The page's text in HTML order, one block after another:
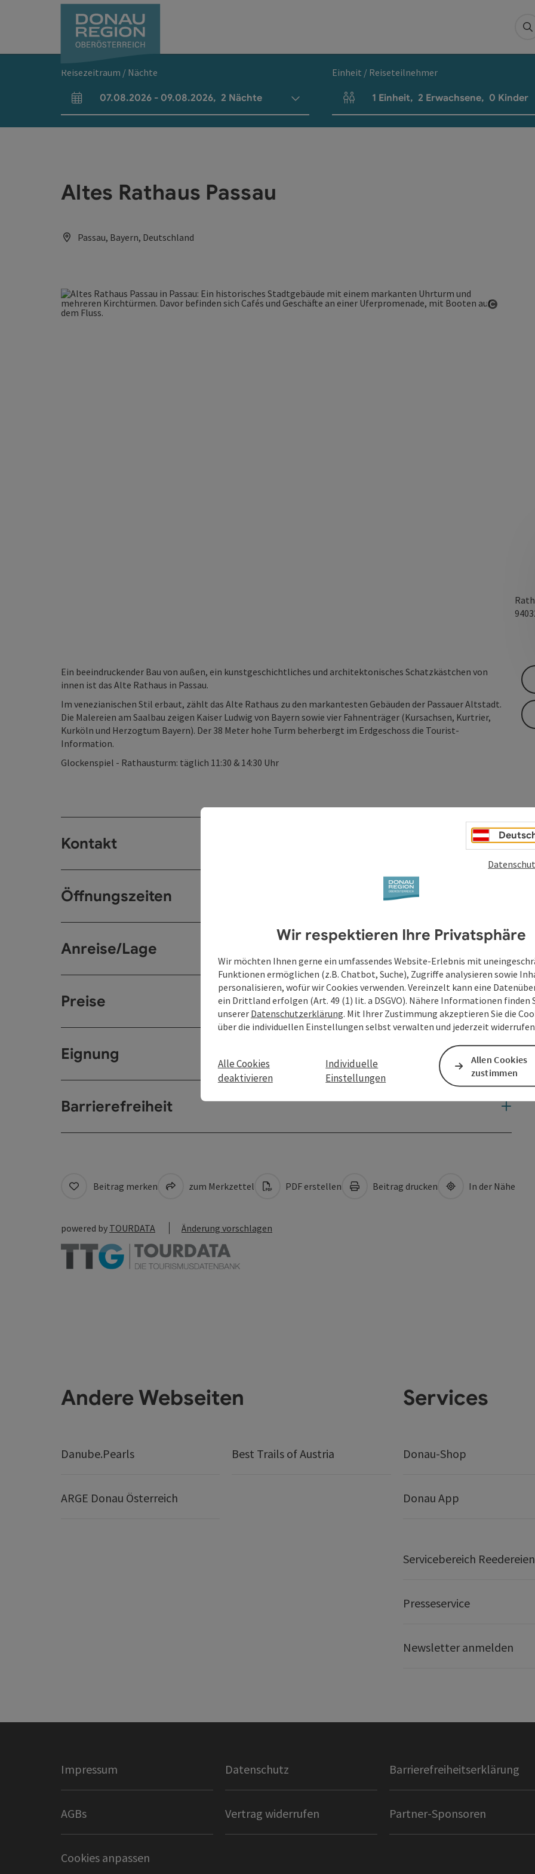
Reisezeitraum / Nächte
An- und Abreisefelder
07.08.2026 - 09.08.2026, 2 Nächte
Einheit / Reiseteilnehmer
Einheitenanzahl und Personenfelder
1 Einheit, 2 Erwachsene, 0 Kinder
Altes Rathaus Passau
Passau, Bayern, Deutschland
Ein beeindruckender Bau von außen, ein kunstgeschichtliches und architektonisches Schatzkästchen von
innen ist das Alte Rathaus in Passau.
Im venezianischen Stil erbaut, zählt das Alte Rathaus zu den markantesten Gebäuden der Passauer Altstadt.
Die Malereien am Saalbau zeigen Kaiser Ludwig von Bayern sowie vier Fahnenträger (Kursachsen, Kurtrier,
Kurköln und Herzogtum Bayern). Der 38 Meter hohe Turm beherbergt im Erdgeschoss die Tourist-
Information.
Glockenspiel - Rathausturm: täglich 11:30 & 14:30 Uhr
Kontakt
Öffnungszeiten
Anreise/Lage
Preise
Eignung
Barrierefreiheit
Beitrag merken zum Merkzettel PDF erstellen Beitrag drucken In der Nähe
powered by TOURDATA Änderung vorschlagen
Andere Webseiten
Danube.Pearls Best Trails of Austria
ARGE Donau Österreich
Services
Donau-Shop
Donau App
Servicebereich Reedereien
Presseservice
Newsletter anmelden
Impressum Datenschutz Barrierefreiheitserklärung
AGBs Vertrag widerrufen Partner-Sponsoren
Cookies anpassen
Wir respektieren Ihre Privatsphäre
Wir möchten Ihnen gerne ein umfassendes Website-Erlebnis mit
Funktionen ermöglichen (z.B. Chatbot, Suche), Zugriffe analysieren sowie
personalisieren, wofür wir Cookies verwenden. Vereinzelt kann eine
ein Drittland erfolgen (Art. 49 (1) lit. a DSGVO). Nähere Informationen finden
unserer Datenschutzerklärung. Mit Ihrer Zustimmung akzeptieren Sie die
über die individuellen Einstellungen selbst verwalten und jederzeit
Alle Cookies
deaktivieren
Individuelle
Einstellungen
Allen Cookies
zustimmen